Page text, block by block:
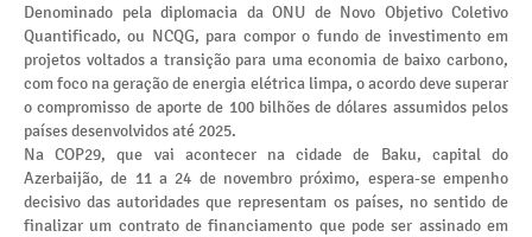
Denominado pela diplomacia da ONU de Novo Objetivo Coletivo
Quantificado, ou NCQG, para compor o fundo de investimento em
projetos voltados a transição para uma economia de baixo carbono,
com foco na geração de energia elétrica limpa, o acordo deve superar
o compromisso de aporte de 100 bilhões de dólares assumidos pelos
países desenvolvidos até 2025.
Na COP29, que vai acontecer na cidade de Baku, capital do
Azerbaijão, de 11 a 24 de novembro próximo, espera-se empenho
decisivo das autoridades que representam os países, no sentido de
finalizar um contrato de financiamento que pode ser assinado em